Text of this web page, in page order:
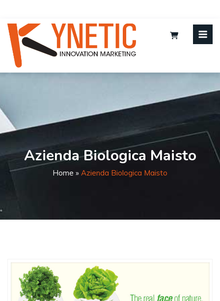
Azienda Biologica Maisto
Home » Azienda Biologica Maisto